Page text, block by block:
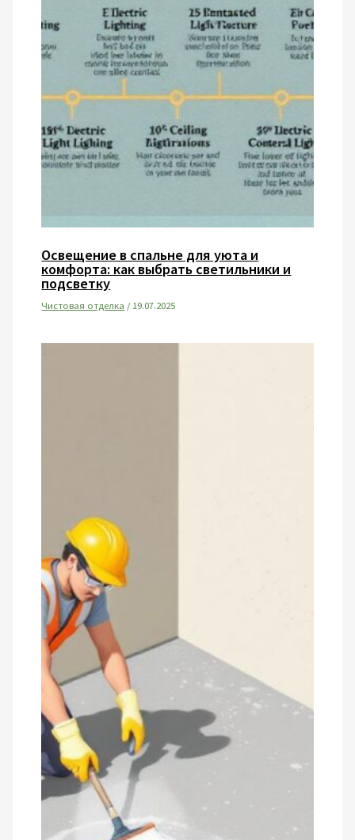
Освещение в спальне для уюта и
комфорта: как выбрать светильники и
подсветку
Чистовая отделка /19.07.2025